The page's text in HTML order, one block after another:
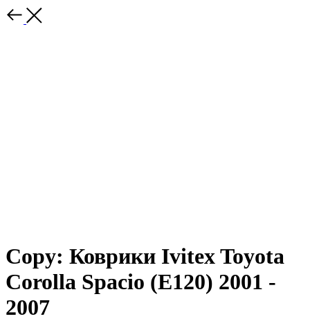
Copy: Коврики Ivitex Toyota
Corolla Spacio (E120) 2001 -
2007